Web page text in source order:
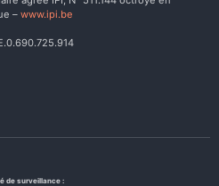
– www.ipi.be
de surveillance :